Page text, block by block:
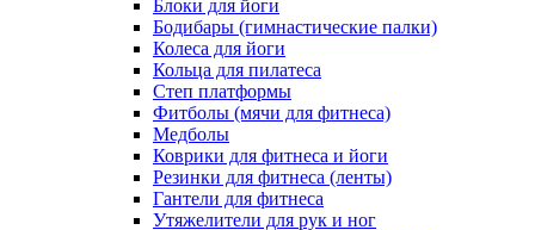
Блоки для йоги
Бодибары (гимнастические палки)
Колеса для йоги
Кольца для пилатеса
Степ платформы
Фитболы (мячи для фитнеса)
Медболы
Коврики для фитнеса и йоги
Резинки для фитнеса (ленты)
Гантели для фитнеса
Утяжелители для рук и ног